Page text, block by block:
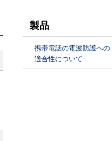
製品
携帯電話の電波防護への
適合性について